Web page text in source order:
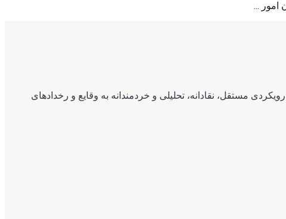
امور ...
مستقل، نقادانه، تحلیلی و خردمندانه به وقایع و رخدادهای